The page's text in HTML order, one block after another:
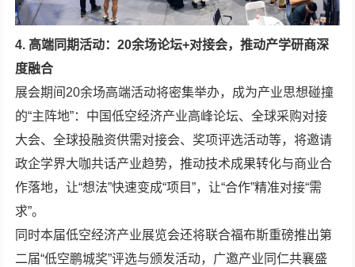
4. 高端同期活动：20余场论坛+对接会，推动产学研商深
度融合
展会期间20余场高端活动将密集举办，成为产业思想碰撞
的“主阵地”：中国低空经济产业高峰论坛、全球采购对接
大会、全球投融资供需对接会、奖项评选活动等，将邀请
政企学界大咖共话产业趋势，推动技术成果转化与商业合
作落地，让“想法”快速变成“项目”，让“合作”精准对接“需
求”。
同时本届低空经济产业展览会还将联合福布斯重磅推出第
二届“低空鹏城奖”评选与颁发活动，广邀产业同仁共襄盛